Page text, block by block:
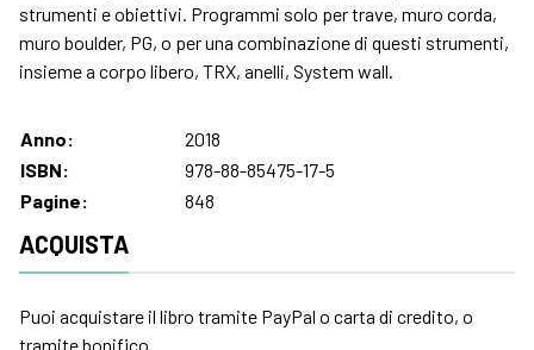
strumenti e obiettivi. Programmi solo per trave, muro corda,
muro boulder, PG, o per una combinazione di questi strumenti,
insieme a corpo libero, TRX, anelli, System wall.
Anno:
2018
ISBN:
978-88-85475-17-5
Pagine:
848
ACQUISTA
Puoi acquistare il libro tramite PayPal o carta di credito, o
tramite bonifico.